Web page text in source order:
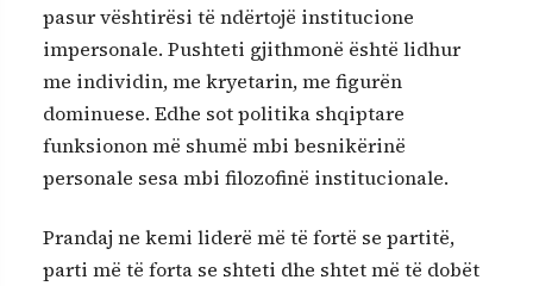
pasur vështirësi të ndërtojë institucione
impersonale. Pushteti gjithmonë është lidhur
me individin, me kryetarin, me figurën
dominuese. Edhe sot politika shqiptare
funksionon më shumë mbi besnikërinë
personale sesa mbi filozofinë institucionale.
Prandaj ne kemi liderë më të fortë se partitë,
parti më të forta se shteti dhe shtet më të dobët